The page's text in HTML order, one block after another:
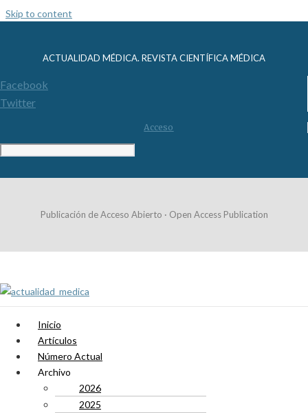
Skip to content
ACTUALIDAD MÉDICA. REVISTA CIENTÍFICA MÉDICA
Facebook
Twitter
Acceso
Publicación de Acceso Abierto · Open Access Publication
Inicio
Artículos
Número Actual
Archivo
2026
2025